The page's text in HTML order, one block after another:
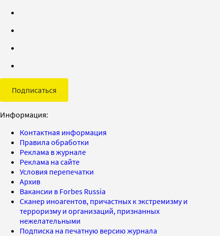
Подписаться
Информация:
Контактная информация
Правила обработки
Реклама в журнале
Реклама на сайте
Условия перепечатки
Архив
Вакансии в Forbes Russia
Сканер иноагентов, причастных к экстремизму и
терроризму и организаций, признанных
нежелательными
Подписка на печатную версию журнала